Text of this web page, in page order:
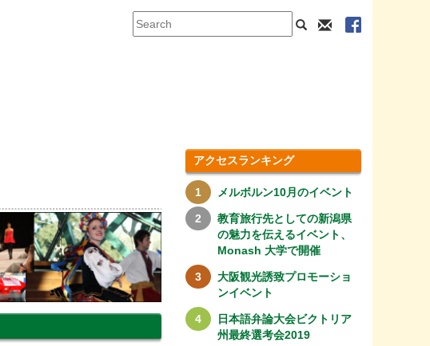
アクセスランキング
メルボルン10月のイベント
教育旅行先としての新潟県
の魅力を伝えるイベント、
Monash 大学で開催
大阪観光誘致プロモーショ
ンイベント
日本語弁論大会ビクトリア
州最終選考会2019